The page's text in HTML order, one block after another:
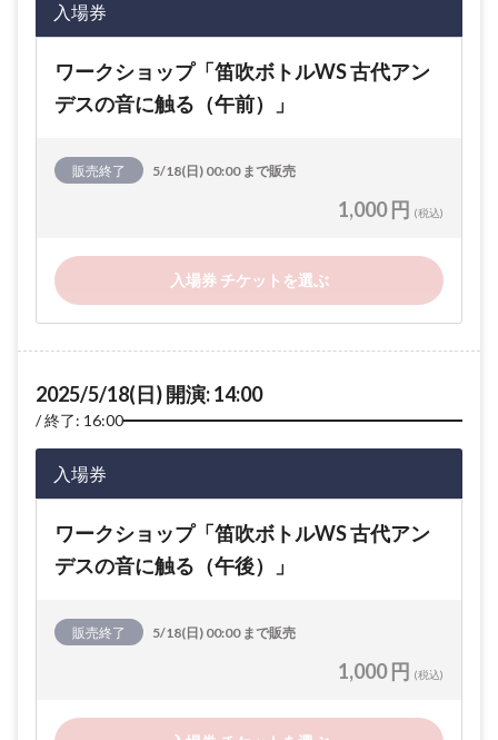
入場券
ワークショップ「笛吹ボトルWS 古代アン
デスの音に触る（午前）」
販売終了 5/18(日) 00:00 まで販売
1,000 円 (税込)
入場券 チケットを選ぶ
2025/5/18(日) 開演: 14:00
終了: 16:00
入場券
ワークショップ「笛吹ボトルWS 古代アン
デスの音に触る（午後）」
販売終了 5/18(日) 00:00 まで販売
1,000 円 (税込)